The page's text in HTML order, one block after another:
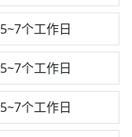
5~7个工作日
5~7个工作日
5~7个工作日